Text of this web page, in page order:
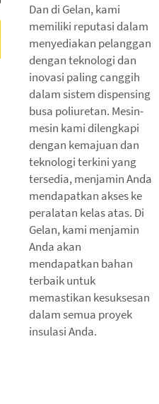
Dan di Gelan, kami
memiliki reputasi dalam
menyediakan pelanggan
dengan teknologi dan
inovasi paling canggih
dalam sistem dispensing
busa poliuretan. Mesin-
mesin kami dilengkapi
dengan kemajuan dan
teknologi terkini yang
tersedia, menjamin Anda
mendapatkan akses ke
peralatan kelas atas. Di
Gelan, kami menjamin
Anda akan
mendapatkan bahan
terbaik untuk
memastikan kesuksesan
dalam semua proyek
insulasi Anda.